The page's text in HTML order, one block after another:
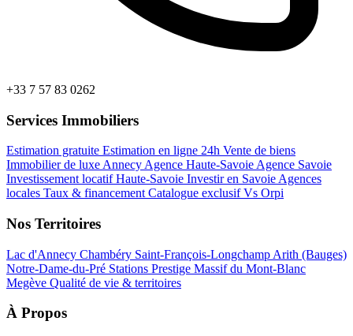
+33 7 57 83 0262
Services Immobiliers
Estimation gratuite Estimation en ligne 24h Vente de biens
Immobilier de luxe Annecy Agence Haute-Savoie Agence Savoie
Investissement locatif Haute-Savoie Investir en Savoie Agences
locales Taux & financement Catalogue exclusifVs Orpi
Nos Territoires
Lac d'Annecy Chambéry Saint-François-Longchamp Arith (Bauges)
Notre-Dame-du-Pré Stations Prestige Massif du Mont-Blanc
Megève Qualité de vie & territoires
À Propos